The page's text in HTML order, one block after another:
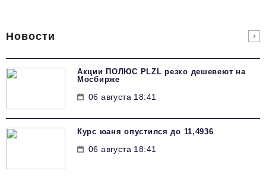
Новости
Акции ПОЛЮС PLZL резко дешевеют на
Мосбирже
06 августа 18:41
Курс юаня опустился до 11,4936
06 августа 18:41